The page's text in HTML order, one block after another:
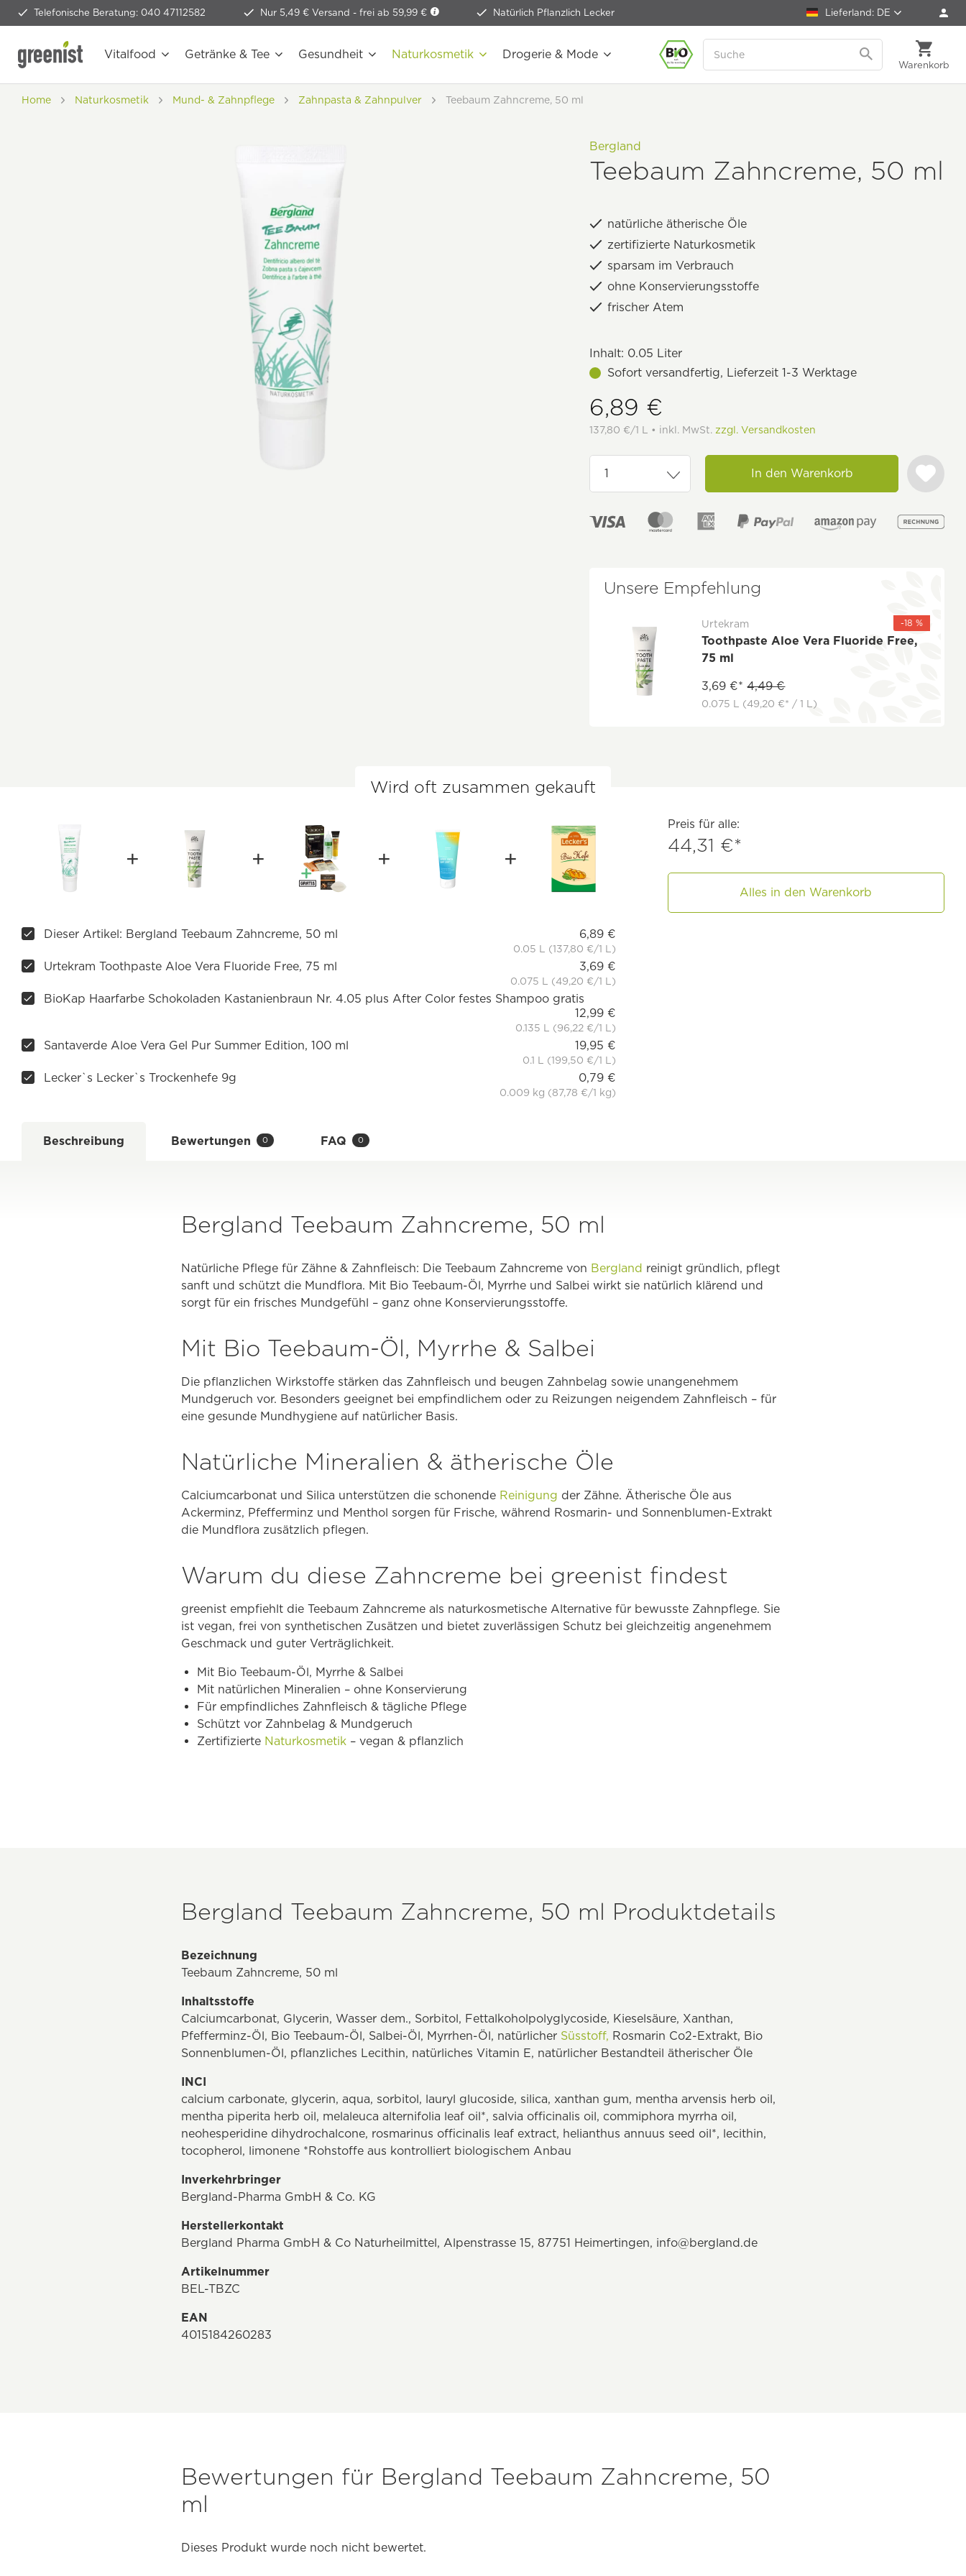
Telefonische Beratung: 040 47112582 Nur 5,49 € Versand - frei ab 59,99 € Natürlich Pflanzlich Lecker Lieferland: DE
Warenkorb
Vitalfood Getränke & Tee Gesundheit Naturkosmetik Drogerie & Mode
Home Naturkosmetik Mund- & Zahnpflege Zahnpasta & Zahnpulver Teebaum Zahncreme, 50 ml
Bergland
Teebaum Zahncreme, 50 ml
natürliche ätherische Öle
zertifizierte Naturkosmetik
sparsam im Verbrauch
ohne Konservierungsstoffe
frischer Atem
Inhalt: 0.05 Liter
Sofort versandfertig, Lieferzeit 1-3 Werktage
6,89 €
137,80 €/1 L • inkl. MwSt. zzgl. Versandkosten
In den Warenkorb
Unsere Empfehlung
-18 %
Urtekram
Toothpaste Aloe Vera Fluoride Free,
75 ml
3,69 €* 4,49 €
0.075 L (49,20 €* / 1 L)
Wird oft zusammen gekauft
Preis für alle:
44,31 €*
Alles in den Warenkorb
Dieser Artikel: Bergland Teebaum Zahncreme, 50 ml 6,89 €
0.05 L (137,80 €/1 L)
Urtekram Toothpaste Aloe Vera Fluoride Free, 75 ml 3,69 €
0.075 L (49,20 €/1 L)
BioKap Haarfarbe Schokoladen Kastanienbraun Nr. 4.05 plus After Color festes Shampoo gratis
12,99 €
0.135 L (96,22 €/1 L)
Santaverde Aloe Vera Gel Pur Summer Edition, 100 ml 19,95 €
0.1 L (199,50 €/1 L)
Lecker`s Lecker`s Trockenhefe 9g 0,79 €
0.009 kg (87,78 €/1 kg)
Beschreibung Bewertungen 0 FAQ 0
Bergland Teebaum Zahncreme, 50 ml
Natürliche Pflege für Zähne & Zahnfleisch: Die Teebaum Zahncreme von Bergland reinigt gründlich, pflegt
sanft und schützt die Mundflora. Mit Bio Teebaum-Öl, Myrrhe und Salbei wirkt sie natürlich klärend und
sorgt für ein frisches Mundgefühl – ganz ohne Konservierungsstoffe.
Mit Bio Teebaum-Öl, Myrrhe & Salbei
Die pflanzlichen Wirkstoffe stärken das Zahnfleisch und beugen Zahnbelag sowie unangenehmem
Mundgeruch vor. Besonders geeignet bei empfindlichem oder zu Reizungen neigendem Zahnfleisch – für
eine gesunde Mundhygiene auf natürlicher Basis.
Natürliche Mineralien & ätherische Öle
Calciumcarbonat und Silica unterstützen die schonende Reinigung der Zähne. Ätherische Öle aus
Ackerminz, Pfefferminz und Menthol sorgen für Frische, während Rosmarin- und Sonnenblumen-Extrakt
die Mundflora zusätzlich pflegen.
Warum du diese Zahncreme bei greenist findest
greenist empfiehlt die Teebaum Zahncreme als naturkosmetische Alternative für bewusste Zahnpflege. Sie
ist vegan, frei von synthetischen Zusätzen und bietet zuverlässigen Schutz bei gleichzeitig angenehmem
Geschmack und guter Verträglichkeit.
Mit Bio Teebaum-Öl, Myrrhe & Salbei
Mit natürlichen Mineralien – ohne Konservierung
Für empfindliches Zahnfleisch & tägliche Pflege
Schützt vor Zahnbelag & Mundgeruch
Zertifizierte Naturkosmetik – vegan & pflanzlich
Bergland Teebaum Zahncreme, 50 ml Produktdetails
Bezeichnung
Teebaum Zahncreme, 50 ml
Inhaltsstoffe
Calciumcarbonat, Glycerin, Wasser dem., Sorbitol, Fettalkoholpolyglycoside, Kieselsäure, Xanthan,
Pfefferminz-Öl, Bio Teebaum-Öl, Salbei-Öl, Myrrhen-Öl, natürlicher Süsstoff, Rosmarin Co2-Extrakt, Bio
Sonnenblumen-Öl, pflanzliches Lecithin, natürliches Vitamin E, natürlicher Bestandteil ätherischer Öle
INCI
calcium carbonate, glycerin, aqua, sorbitol, lauryl glucoside, silica, xanthan gum, mentha arvensis herb oil,
mentha piperita herb oil, melaleuca alternifolia leaf oil*, salvia officinalis oil, commiphora myrrha oil,
neohesperidine dihydrochalcone, rosmarinus officinalis leaf extract, helianthus annuus seed oil*, lecithin,
tocopherol, limonene *Rohstoffe aus kontrolliert biologischem Anbau
Inverkehrbringer
Bergland-Pharma GmbH & Co. KG
Herstellerkontakt
Bergland Pharma GmbH & Co Naturheilmittel, Alpenstrasse 15, 87751 Heimertingen, info@bergland.de
Artikelnummer
BEL-TBZC
EAN
4015184260283
Bewertungen für Bergland Teebaum Zahncreme, 50
ml
Dieses Produkt wurde noch nicht bewertet.